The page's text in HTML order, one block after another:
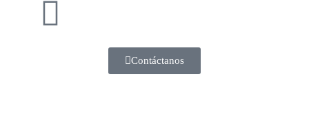
Contáctanos